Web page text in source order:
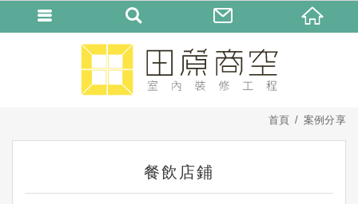
首頁 案例分享
餐飲店鋪